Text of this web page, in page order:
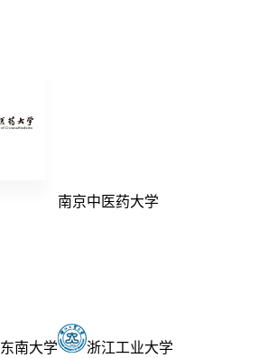
南京中医药大学
东南大学 浙江工业大学